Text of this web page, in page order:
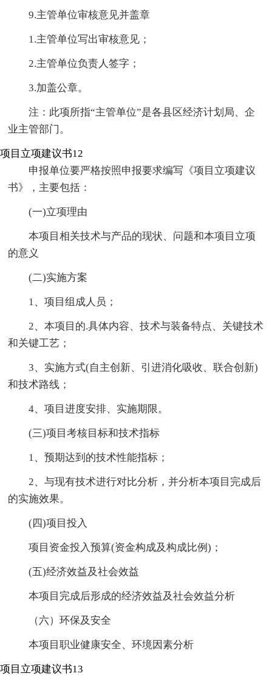
9.主管单位审核意见并盖章
1.主管单位写出审核意见；
2.主管单位负责人签字；
3.加盖公章。
注：此项所指“主管单位”是各县区经济计划局、企
业主管部门。
项目立项建议书12
申报单位要严格按照申报要求编写《项目立项建议
书》，主要包括：
(一)立项理由
本项目相关技术与产品的现状、问题和本项目立项
的意义
(二)实施方案
1、项目组成人员；
2、本项目的.具体内容、技术与装备特点、关键技术
和关键工艺；
3、实施方式(自主创新、引进消化吸收、联合创新)
和技术路线；
4、项目进度安排、实施期限。
(三)项目考核目标和技术指标
1、预期达到的技术性能指标；
2、与现有技术进行对比分析，并分析本项目完成后
的实施效果。
(四)项目投入
项目资金投入预算(资金构成及构成比例)；
(五)经济效益及社会效益
本项目完成后形成的经济效益及社会效益分析
（六）环保及安全
本项目职业健康安全、环境因素分析
项目立项建议书13